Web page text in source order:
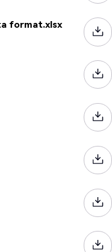
format.xlsx